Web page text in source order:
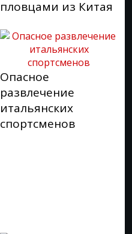
пловцами из Китая
Опасное
развлечение
итальянских
спортсменов